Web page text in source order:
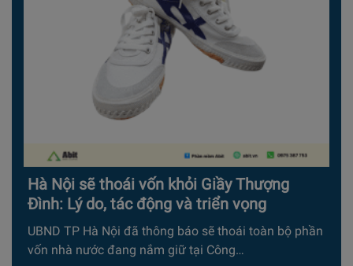
Hà Nội sẽ thoái vốn khỏi Giầy Thượng
Đình: Lý do, tác động và triển vọng
UBND TP Hà Nội đã thông báo sẽ thoái toàn bộ phần
vốn nhà nước đang nắm giữ tại Công…